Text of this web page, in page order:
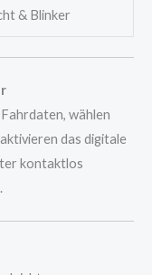
& Blinker
wählen
das digitale
kontaktlos